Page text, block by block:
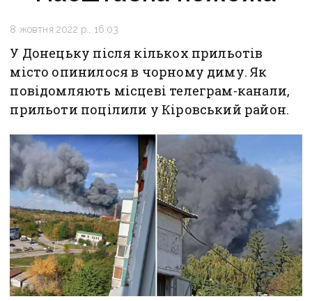
8 жовтня 2022 р., 16:03
У Донецьку після кількох прильотів
місто опинилося в чорному диму. Як
повідомляють місцеві телеграм-канали,
прильоти поцілили у Кіровський район.